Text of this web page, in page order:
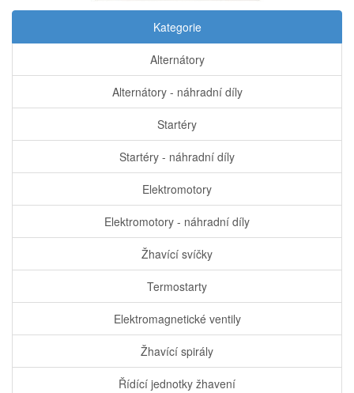
Kategorie
Alternátory
Alternátory - náhradní díly
Startéry
Startéry - náhradní díly
Elektromotory
Elektromotory - náhradní díly
Žhavící svíčky
Termostarty
Elektromagnetické ventily
Žhavící spirály
Řídící jednotky žhavení